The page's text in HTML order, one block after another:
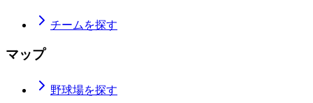
チームを探す
マップ
野球場を探す